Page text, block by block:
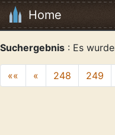
Home
Suchergebnis : Es
«« « 248 249